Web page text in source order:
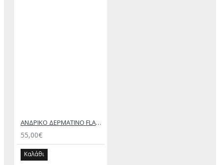
ΑΝΔΡΙΚΟ ΔΕΡΜΑΤΙΝΟ FLAT ΣΑΝΔΑΛΙ ΜΑΥΡΟ ΔΟΥΚΑΣ
55,00€
Καλάθι